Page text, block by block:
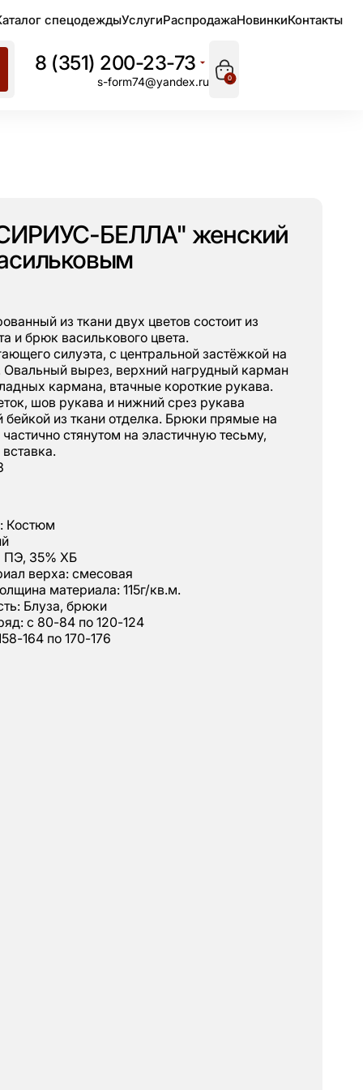
спецодеждыУслугиРаспродажаНовинкиКонтакты
8 (351) 200-23-73
s-form74@yandex.ru 0
БЕЛЛА" женский
из ткани двух цветов состоит из
и брюк василькового цвета.
силуэта, с центральной застёжкой на
Овальный вырез, верхний нагрудный карман
кармана, втачные короткие рукава.
шов рукава и нижний срез рукава
бейкой из ткани отделка. Брюки прямые на
стянутом на эластичную тесьму,
Костюм
ПЭ, 35% ХБ
верха: смесовая
материала: 115г/кв.м.
Блуза, брюки
с 80-84 по 120-124
164 по 170-176